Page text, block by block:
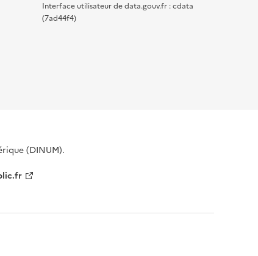
Interface utilisateur de data.gouv.fr : cdata
(7ad44f4)
(DINUM).